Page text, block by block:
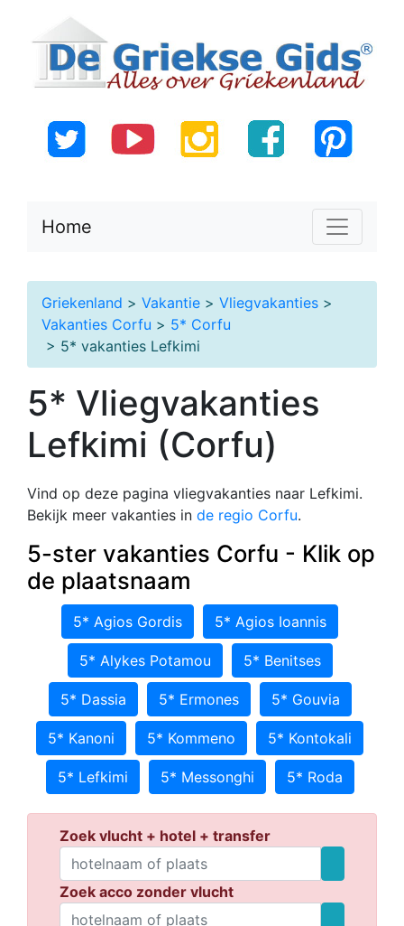
Home
Griekenland > Vakantie > Vliegvakanties >
Vakanties Corfu > 5* Corfu
> 5* vakanties Lefkimi
5* Vliegvakanties
Lefkimi (Corfu)
Vind op deze pagina vliegvakanties naar Lefkimi.
Bekijk meer vakanties in de regio Corfu.
5-ster vakanties Corfu - Klik op
de plaatsnaam
5* Agios Gordis 5* Agios Ioannis
5* Alykes Potamou 5* Benitses
5* Dassia 5* Ermones 5* Gouvia
5* Kanoni 5* Kommeno 5* Kontokali
5* Lefkimi 5* Messonghi 5* Roda
Zoek vlucht + hotel + transfer
Zoek acco zonder vlucht